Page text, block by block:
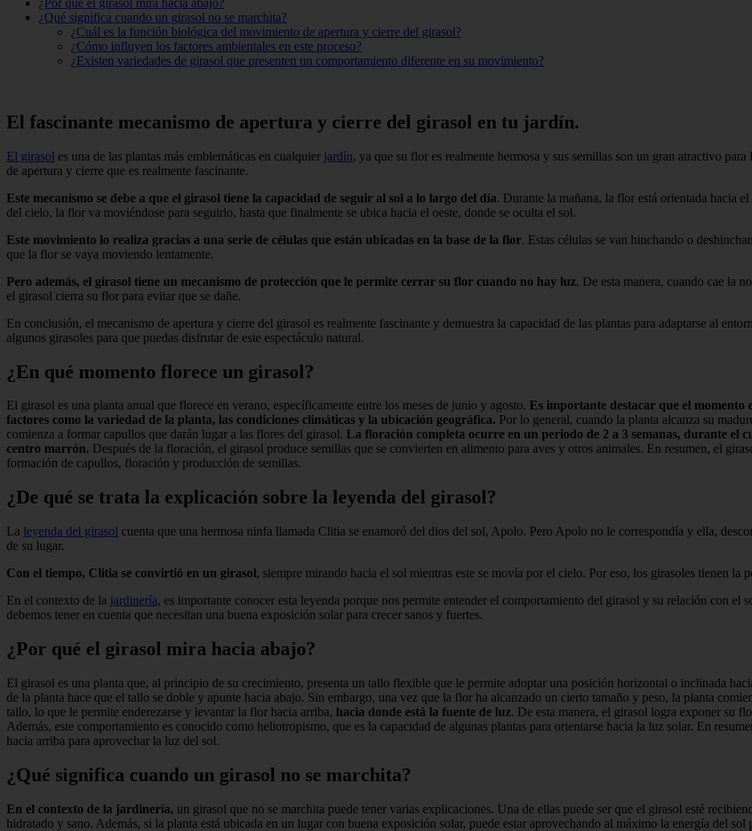
¿Qué significa cuando un girasol no se marchita?
¿Cuál es la función biológica del movimiento de apertura y cierre del girasol?
¿Cómo influyen los factores ambientales en este proceso?
¿Existen variedades de girasol que presenten un comportamiento diferente en su movimiento?
El fascinante mecanismo de apertura y cierre del girasol en tu jardín.
El girasol es una de las plantas más emblemáticas en cualquier jardín, ya que su flor es realmente hermosa y sus semillas son un gran atractivo
de apertura y cierre que es realmente fascinante.
Este mecanismo se debe a que el girasol tiene la capacidad de seguir al sol a lo largo del día. Durante la mañana, la flor está orientada hacia
del cielo, la flor va moviéndose para seguirlo, hasta que finalmente se ubica hacia el oeste, donde se oculta el sol.
Este movimiento lo realiza gracias a una serie de células que están ubicadas en la base de la flor. Estas células se van hinchando o
que la flor se vaya moviendo lentamente.
Pero además, el girasol tiene un mecanismo de protección que le permite cerrar su flor cuando no hay luz. De esta manera, cuando cae la
el girasol cierra su flor para evitar que se dañe.
En conclusión, el mecanismo de apertura y cierre del girasol es realmente fascinante y demuestra la capacidad de las plantas para adaptarse al
algunos girasoles para que puedas disfrutar de este espectáculo natural.
¿En qué momento florece un girasol?
El girasol es una planta anual que florece en verano, específicamente entre los meses de junio y agosto. Es importante destacar que el momento
factores como la variedad de la planta, las condiciones climáticas y la ubicación geográfica. Por lo general, cuando la planta alcanza su
comienza a formar capullos que darán lugar a las flores del girasol. La floración completa ocurre en un periodo de 2 a 3 semanas, durante el
centro marrón. Después de la floración, el girasol produce semillas que se convierten en alimento para aves y otros animales. En resumen, el
formación de capullos, floración y producción de semillas.
¿De qué se trata la explicación sobre la leyenda del girasol?
La leyenda del girasol cuenta que una hermosa ninfa llamada Clitia se enamoró del dios del sol, Apolo. Pero Apolo no le correspondía y ella,
de su lugar.
Con el tiempo, Clitia se convirtió en un girasol, siempre mirando hacia el sol mientras este se movía por el cielo. Por eso, los girasoles tienen la
En el contexto de la jardinería, es importante conocer esta leyenda porque nos permite entender el comportamiento del girasol y su relación con el
debemos tener en cuenta que necesitan una buena exposición solar para crecer sanos y fuertes.
¿Por qué el girasol mira hacia abajo?
El girasol es una planta que, al principio de su crecimiento, presenta un tallo flexible que le permite adoptar una posición horizontal o inclinada
de la planta hace que el tallo se doble y apunte hacia abajo. Sin embargo, una vez que la flor ha alcanzado un cierto tamaño y peso, la planta
tallo, lo que le permite enderezarse y levantar la flor hacia arriba, hacia donde está la fuente de luz. De esta manera, el girasol logra exponer su
Además, este comportamiento es conocido como heliotropismo, que es la capacidad de algunas plantas para orientarse hacia la luz solar. En
hacia arriba para aprovechar la luz del sol.
¿Qué significa cuando un girasol no se marchita?
En el contexto de la jardinería, un girasol que no se marchita puede tener varias explicaciones. Una de ellas puede ser que el girasol esté
hidratado y sano. Además, si la planta está ubicada en un lugar con buena exposición solar, puede estar aprovechando al máximo la energía del